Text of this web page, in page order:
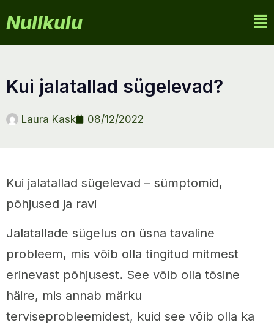
Nullkulu
kui jalatallad sügelevad?
Laura Kask 08/12/2022
Kui jalatallad sügelevad – sümptomid,
põhjused ja ravi
Jalatallade sügelus on üsna tavaline
probleem, mis võib olla tingitud mitmest
erinevast põhjusest. See võib olla tõsine
häire, mis annab märku
terviseprobleemidest, kuid see võib olla ka